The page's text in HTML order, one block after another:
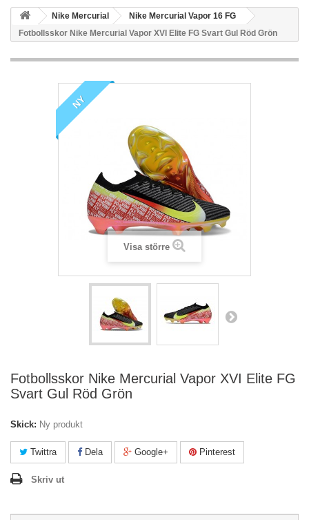
Nike Mercurial
Nike Mercurial Vapor 16 FG
Fotbollsskor Nike Mercurial Vapor XVI Elite FG Svart Gul Röd Grön
NY
Visa större
Fotbollsskor Nike Mercurial Vapor XVI Elite FG
Svart Gul Röd Grön
Skick: Ny produkt
Twittra Dela Google+ Pinterest
Skriv ut